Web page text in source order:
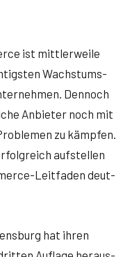
ist mitt­ler­wei­le
Wachs­tums­
Den­noch
Anbie­ter noch mit
zu kämp­fen.
auf­stel­len
Leit­fa­den deut­
hat ihren